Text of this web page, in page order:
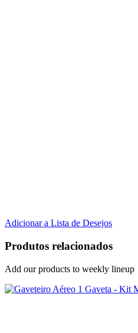
Adicionar a Lista de Desejos
Produtos relacionados
Add our products to weekly lineup